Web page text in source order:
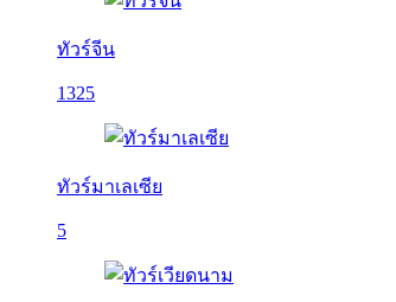
ทัวร์จีน
1325
ทัวร์มาเลเซีย
5